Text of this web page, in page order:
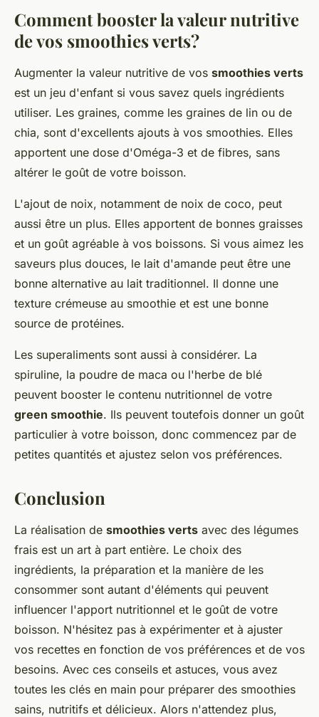
Comment booster la valeur nutritive
de vos smoothies verts?
Augmenter la valeur nutritive de vos smoothies verts
est un jeu d'enfant si vous savez quels ingrédients
utiliser. Les graines, comme les graines de lin ou de
chia, sont d'excellents ajouts à vos smoothies. Elles
apportent une dose d'Oméga-3 et de fibres, sans
altérer le goût de votre boisson.
L'ajout de noix, notamment de noix de coco, peut
aussi être un plus. Elles apportent de bonnes graisses
et un goût agréable à vos boissons. Si vous aimez les
saveurs plus douces, le lait d'amande peut être une
bonne alternative au lait traditionnel. Il donne une
texture crémeuse au smoothie et est une bonne
source de protéines.
Les superaliments sont aussi à considérer. La
spiruline, la poudre de maca ou l'herbe de blé
peuvent booster le contenu nutritionnel de votre
green smoothie. Ils peuvent toutefois donner un goût
particulier à votre boisson, donc commencez par de
petites quantités et ajustez selon vos préférences.
Conclusion
La réalisation de smoothies verts avec des légumes
frais est un art à part entière. Le choix des
ingrédients, la préparation et la manière de les
consommer sont autant d'éléments qui peuvent
influencer l'apport nutritionnel et le goût de votre
boisson. N'hésitez pas à expérimenter et à ajuster
vos recettes en fonction de vos préférences et de vos
besoins. Avec ces conseils et astuces, vous avez
toutes les clés en main pour préparer des smoothies
sains, nutritifs et délicieux. Alors n'attendez plus,